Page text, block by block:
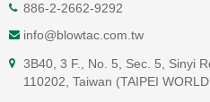
886-2-2662-9292
info@blowtac.com.tw
3B40, 3 F., No. 5, Sec. 5, Sinyi
110202, Taiwan (TAIPEI